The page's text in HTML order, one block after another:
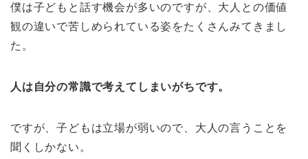
僕は子どもと話す機会が多いのですが、大人との価値
観の違いで苦しめられている姿をたくさんみてきまし
た。
人は自分の常識で考えてしまいがちです。
ですが、子どもは立場が弱いので、大人の言うことを
聞くしかない。